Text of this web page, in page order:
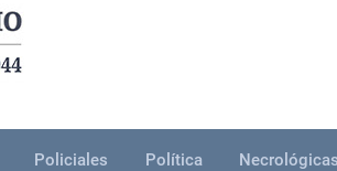
Policiales Política Necrológicas